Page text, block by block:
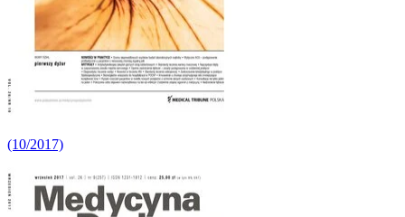
(10/2017)